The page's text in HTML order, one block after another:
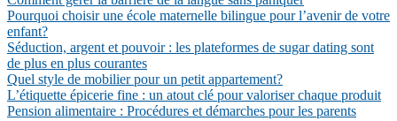
Pourquoi choisir une école maternelle bilingue pour l’avenir de votre
enfant?
Séduction, argent et pouvoir : les plateformes de sugar dating sont
de plus en plus courantes
Quel style de mobilier pour un petit appartement?
L’étiquette épicerie fine : un atout clé pour valoriser chaque produit
Pension alimentaire : Procédures et démarches pour les parents